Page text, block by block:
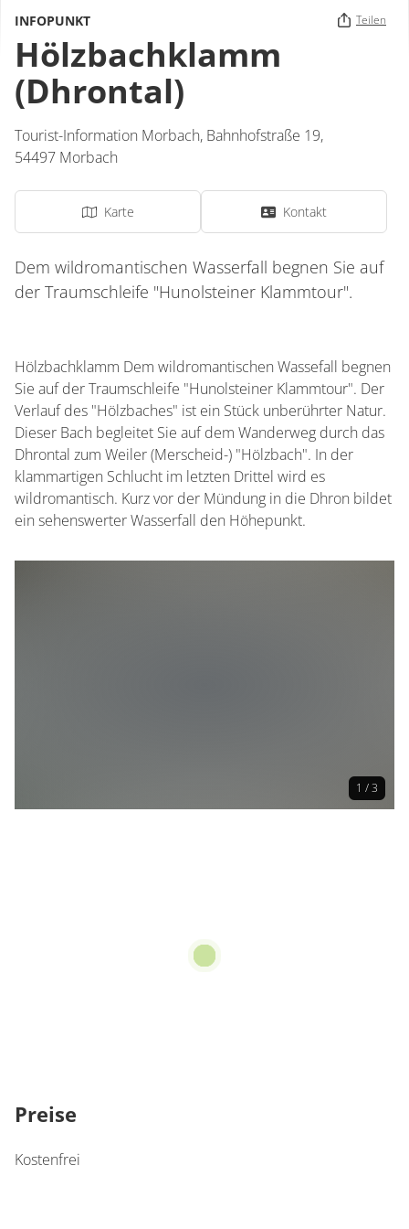
INFOPUNKT Teilen
Hölzbachklamm
(Dhrontal)
Tourist-Information Morbach, Bahnhofstraße 19,
54497 Morbach
Karte Kontakt
Dem wildromantischen Wasserfall begnen Sie auf
der Traumschleife "Hunolsteiner Klammtour".
Hölzbachklamm Dem wildromantischen Wassefall begnen
Sie auf der Traumschleife "Hunolsteiner Klammtour". Der
Verlauf des "Hölzbaches" ist ein Stück unberührter Natur.
Dieser Bach begleitet Sie auf dem Wanderweg durch das
Dhrontal zum Weiler (Merscheid-) "Hölzbach". In der
klammartigen Schlucht im letzten Drittel wird es
wildromantisch. Kurz vor der Mündung in die Dhron bildet
ein sehenswerter Wasserfall den Höhepunkt.
1 / 3
Preise
Kostenfrei